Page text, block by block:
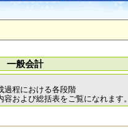
一般会計
過程における各段階
および総括表をご覧になれます。